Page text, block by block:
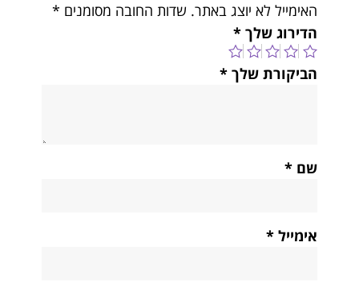
האימייל לא יוצג באתר. שדות החובה מסומנים *
הדירוג שלך *
הביקורת שלך *
שם *
אימייל *